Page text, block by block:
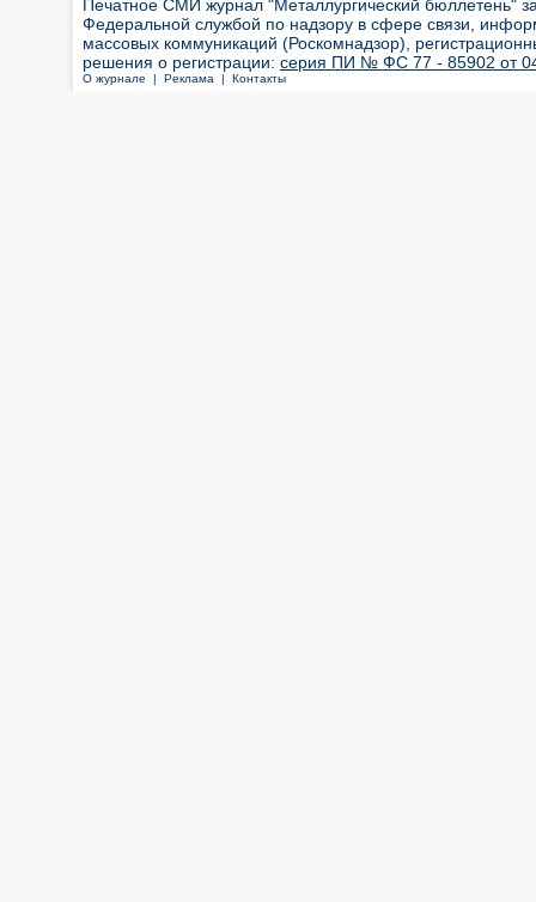
Печатное СМИ журнал "Металлургический бюллетень"
Федеральной службой по надзору в сфере связи,
массовых коммуникаций (Роскомнадзор),
решения о регистрации: серия ПИ № ФС 77 - 85902 от 04
О журнале | Реклама | Контакты